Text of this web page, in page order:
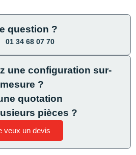
question ?
01 34 68 07 70
une configuration sur-
mesure ?
quotation
pièces ?
veux un devis